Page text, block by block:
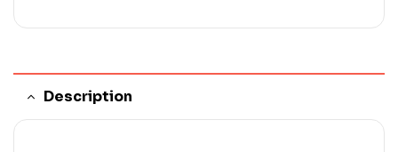
Description